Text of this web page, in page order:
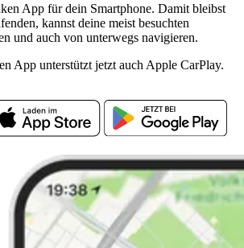
App für dein Smartphone. Damit bleibst
kannst deine meist besuchten
und auch von unterwegs navigieren.
App unterstützt jetzt auch Apple CarPlay.